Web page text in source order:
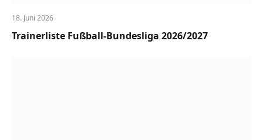
18. Juni 2026
Trainerliste Fußball-Bundesliga 2026/2027